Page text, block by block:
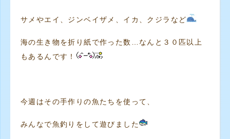
サメやエイ、ジンベイザメ、イカ、クジラなど
海の生き物を折り紙で作った数…なんと３０匹以上
もあるんです！
今週はその手作りの魚たちを使って、
みんなで魚釣りをして遊びました